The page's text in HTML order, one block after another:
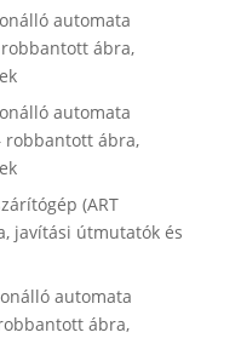
automata
robbantott ábra,
automata
robbantott ábra,
(ART
javítási útmutatók és
automata
ábra,